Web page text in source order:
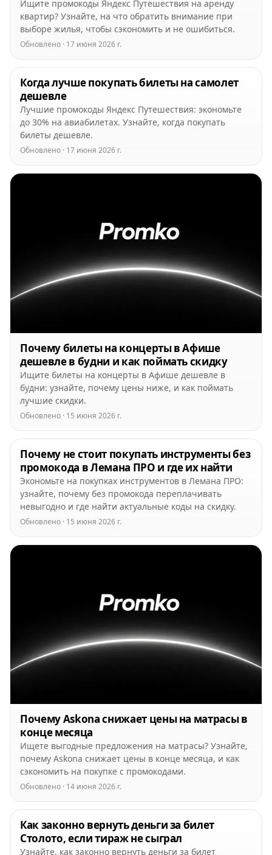
Ищите промокоды Яндекс Путешествия на аренду
квартир? Узнайте, на что обратить внимание при
выборе жилья, чтобы сэкономить и не ошибиться.
Обновлено · 17 июня 2026 г.
Когда лучше покупать билеты на самолет
дешевле
Лучшие промокоды Яндекс Путешествия: экономьте
до 30% на авиабилетах. Узнайте, когда покупать
билеты дешевле.
Обновлено · 17 июня 2026 г.
Почему билеты на концерты в Афише
дешевле в будни и как поймать скидку
Ищите билеты на концерты в Афише дешевле в
будни: узнайте, почему цены ниже, и как поймать
лучшие скидки.
Обновлено · 15 июня 2026 г.
Почему не стоит покупать инструменты без
промокода в Лемана ПРО и где их найти
Экономьте на покупках инструментов в Лемана ПРО:
узнайте, почему без промокода переплачивать
невыгодно и где найти актуальные коды на скидку.
Обновлено · 15 июня 2026 г.
Почему Askona снижает цены на матрасы в
конце месяца
Ищете выгодные предложения на матрасы? Узнайте,
почему Askona снижает цены в конце месяца, и как
сэкономить на покупке с промокодами.
Обновлено · 14 июня 2026 г.
Как законно вернуть деньги за билет
Столото, если тираж не сыграл
Узнайте, как законно вернуть деньги за билет